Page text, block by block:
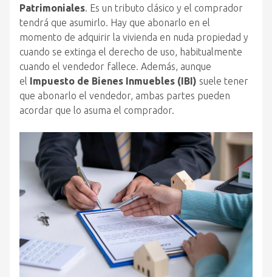
Patrimoniales. Es un tributo clásico y el comprador
tendrá que asumirlo. Hay que abonarlo en el
momento de adquirir la vivienda en nuda propiedad y
cuando se extinga el derecho de uso, habitualmente
cuando el vendedor fallece. Además, aunque
el
Impuesto de Bienes Inmuebles (IBI) suele tener
que abonarlo el vendedor, ambas partes pueden
acordar que lo asuma el comprador.